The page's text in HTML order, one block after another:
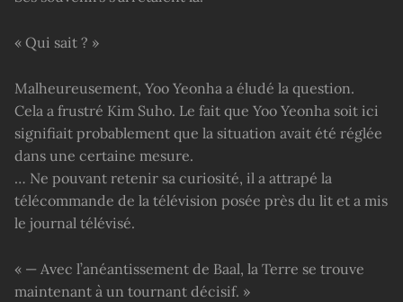
« Qui sait ? »
Malheureusement, Yoo Yeonha a éludé la question.
Cela a frustré Kim Suho. Le fait que Yoo Yeonha soit ici
signifiait probablement que la situation avait été réglée
dans une certaine mesure.
… Ne pouvant retenir sa curiosité, il a attrapé la
télécommande de la télévision posée près du lit et a mis
le journal télévisé.
« — Avec l’anéantissement de Baal, la Terre se trouve
maintenant à un tournant décisif. »